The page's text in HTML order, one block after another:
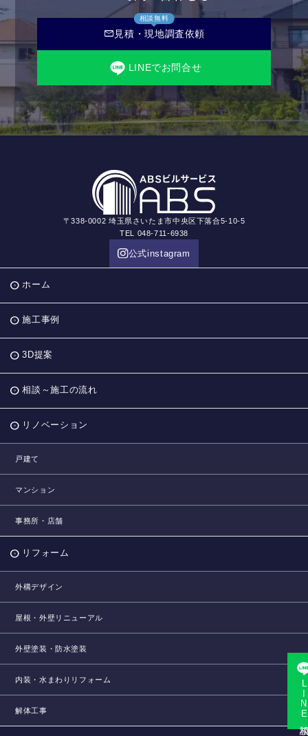
相談無料
mail見積・現地調査依頼
LINEでお問合せ
〒338-0002 埼玉県さいたま市中央区下落合5-10-5
TEL 048-711-6938
公式instagram
ホーム
施工事例
3D提案
相談～施工の流れ
リノベーション
戸建て
マンション
事務所・店舗
リフォーム
外構デザイン
屋根・外壁リニューアル
外壁塗装・防水塗装
内装・水まわりリフォーム
解体工事